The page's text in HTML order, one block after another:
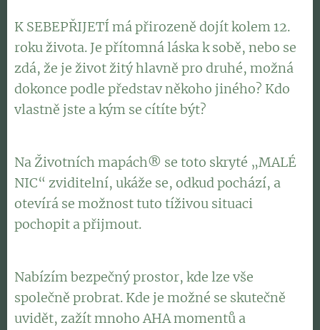
K SEBEPŘIJETÍ má přirozeně dojít kolem 12.
roku života. Je přítomná láska k sobě, nebo se
zdá, že je život žitý hlavně pro druhé, možná
dokonce podle představ někoho jiného? Kdo
vlastně jste a kým se cítíte být?
Na Životních mapách® se toto skryté „MALÉ
NIC“ zviditelní, ukáže se, odkud pochází, a
otevírá se možnost tuto tíživou situaci
pochopit a přijmout.
Nabízím bezpečný prostor, kde lze vše
společně probrat. Kde je možné se skutečně
uvidět, zažít mnoho AHA momentů a